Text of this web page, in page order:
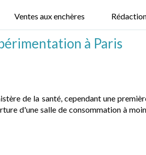
Ventes aux enchères
à Paris
de la santé, cependant une
d'une salle de consommation à